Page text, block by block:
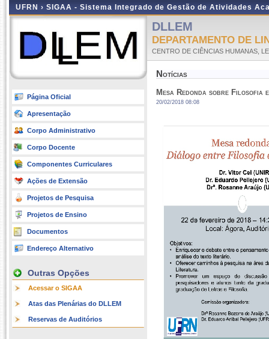
UFRN › SIGAA - Sistema Integrado de Gestão de Atividades
Página Oficial
Apresentação
Corpo Administrativo
Corpo Docente
Componentes Curriculares
Ações de Extensão
Projetos de Pesquisa
Projetos de Ensino
Documentos
Endereço Alternativo
Outras Opções
Acessar o SIGAA
Atas das Plenárias do DLLEM
Reservas de Auditórios
DLLEM
DEPARTAMENTO DE
CENTRO DE CIÊNCIAS HUMANAS,
Notícias
Mesa Redonda sobre Filosofia
20/02/2018 08:08